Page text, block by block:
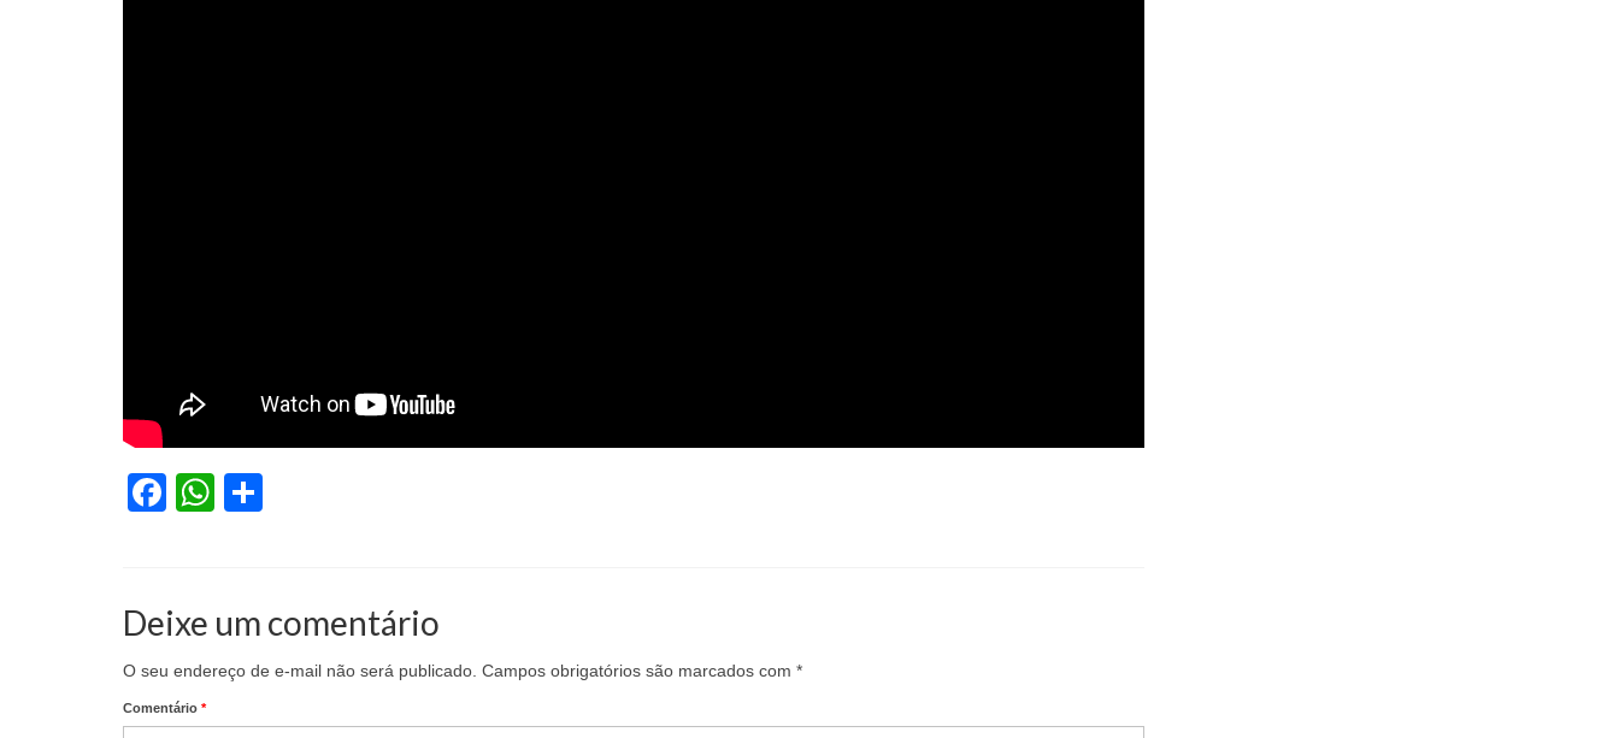
Facebook
WhatsApp
Deixe um comentário
O seu endereço de e-mail não será publicado. Campos obrigatórios são marcados com *
Comentário *